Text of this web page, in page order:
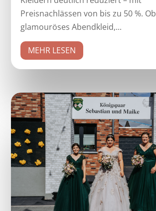
Preisnachlässen von bis zu 50 %. Ob
glamouröses Abendkleid,...
MEHR LESEN